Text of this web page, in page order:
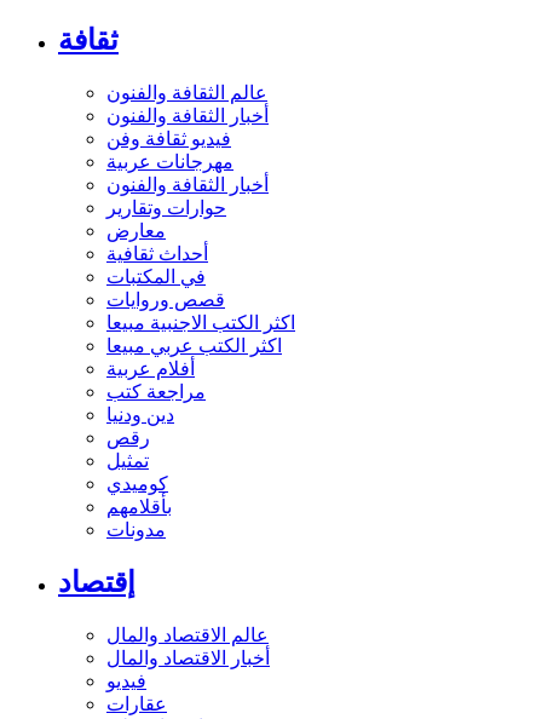
ثقافة
عالم الثقافة والفنون
أخبار الثقافة والفنون
فيديو ثقافة وفن
مهرجانات عربية
أخبار الثقافة والفنون
حوارات وتقارير
معارض
أحداث ثقافية
في المكتبات
قصص وروايات
اكثر الكتب الاجنبية مبيعا
اكثر الكتب عربي مبيعا
أفلام عربية
مراجعة كتب
دين ودنيا
رقص
تمثيل
كوميدي
بأقلامهم
مدونات
إقتصاد
عالم الاقتصاد والمال
أخبار الاقتصاد والمال
فيديو
عقارات